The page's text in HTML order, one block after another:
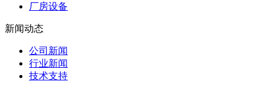
厂房设备
新闻动态
公司新闻
行业新闻
技术支持